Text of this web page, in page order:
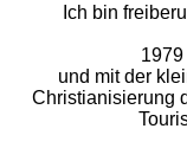
Ich bin
und mit der
Christianisierung